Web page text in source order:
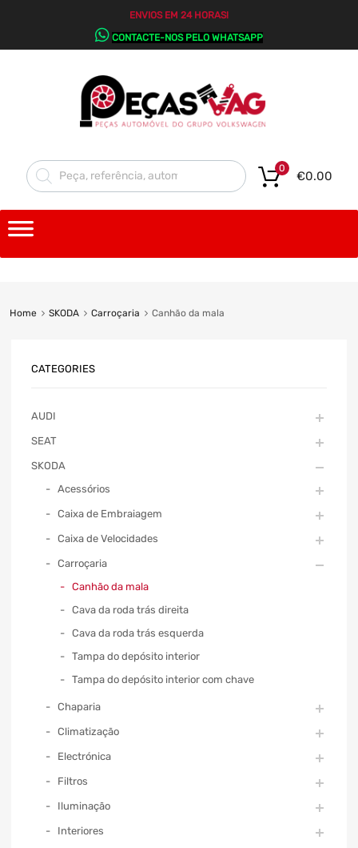
ENVIOS EM 24 HORAS!
CONTACTE-NOS PELO WHATSAPP
€0.00
0
Home SKODA Carroçaria Canhão da mala
CATEGORIES
AUDI
SEAT
SKODA
Acessórios
Caixa de Embraiagem
Caixa de Velocidades
Carroçaria
Canhão da mala
Cava da roda trás direita
Cava da roda trás esquerda
Tampa do depósito interior
Tampa do depósito interior com chave
Chaparia
Climatização
Electrónica
Filtros
Iluminação
Interiores